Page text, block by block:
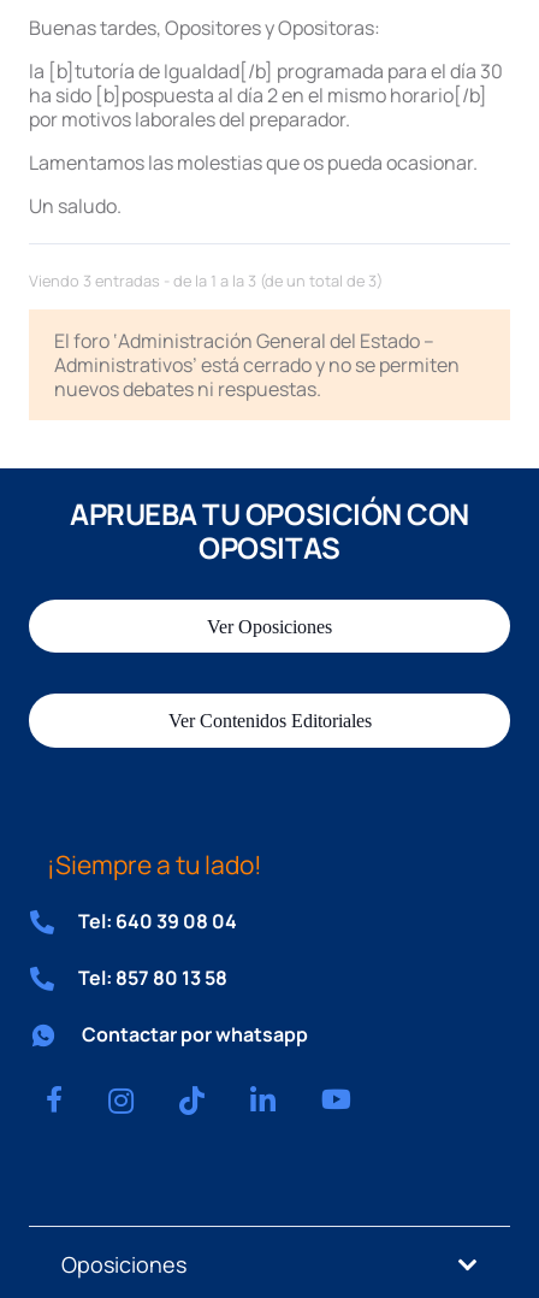
Buenas tardes, Opositores y Opositoras:
la [b]tutoría de Igualdad[/b] programada para el día 30
ha sido [b]pospuesta al día 2 en el mismo horario[/b]
por motivos laborales del preparador.
Lamentamos las molestias que os pueda ocasionar.
Un saludo.
Viendo 3 entradas - de la 1 a la 3 (de un total de 3)
El foro ‘Administración General del Estado –
Administrativos’ está cerrado y no se permiten
nuevos debates ni respuestas.
APRUEBA TU OPOSICIÓN CON
OPOSITAS
Ver Oposiciones
Ver Contenidos Editoriales
¡Siempre a tu lado!
Tel: 640 39 08 04
Tel: 857 80 13 58
Contactar por whatsapp
Oposiciones